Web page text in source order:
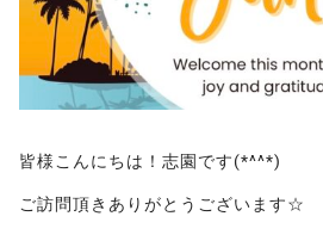
皆様こんにちは！志園です(*^^*)
ご訪問頂きありがとうございます☆